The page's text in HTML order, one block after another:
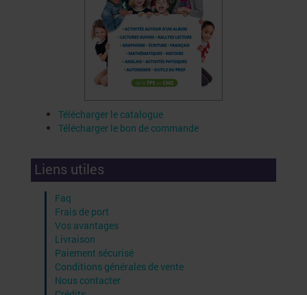
Télécharger le catalogue
Télécharger le bon de commande
Liens utiles
Faq
Frais de port
Vos avantages
Livraison
Paiement sécurisé
Conditions générales de vente
Nous contacter